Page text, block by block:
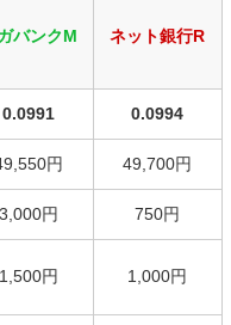
バンクM ネット銀行R
0.0991 0.0994
円 49,700円
3,000円 750円
1,500円 1,000円